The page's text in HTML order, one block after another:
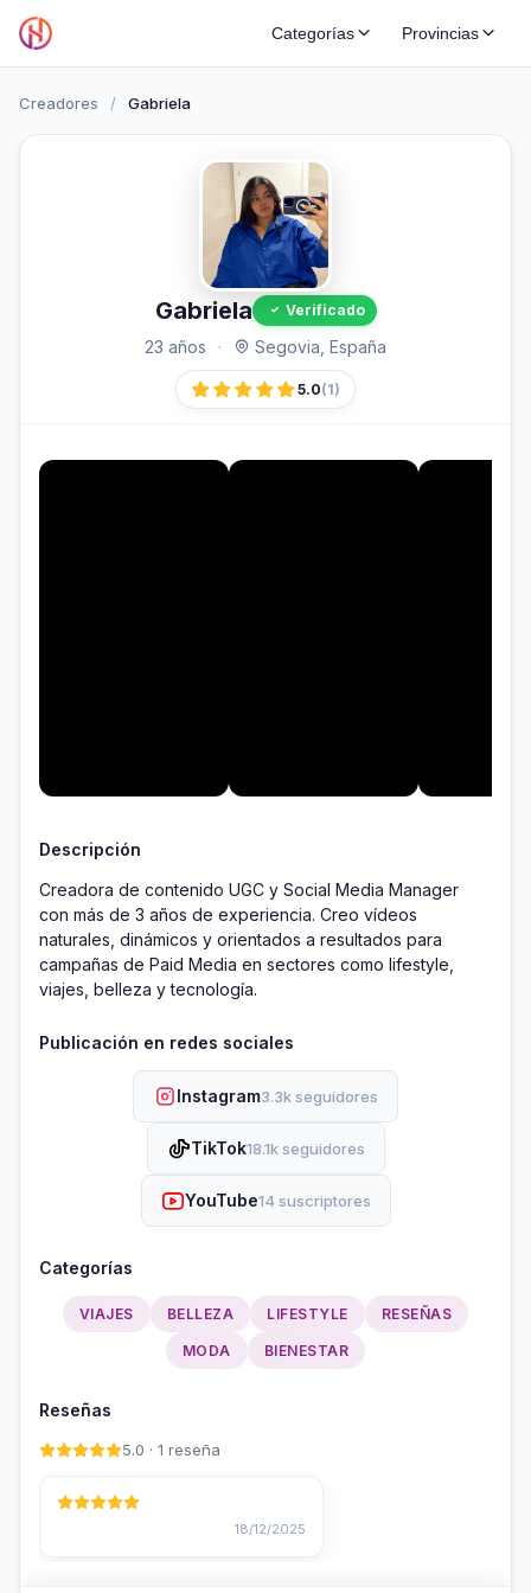
Categorías Provincias
Creadores / Gabriela
Gabriela Verificado
23 años · Segovia, España
5.0(1)
Descripción
Creadora de contenido UGC y Social Media Manager
con más de 3 años de experiencia. Creo vídeos
naturales, dinámicos y orientados a resultados para
campañas de Paid Media en sectores como lifestyle,
viajes, belleza y tecnología.
Publicación en redes sociales
Instagram3.3k seguidores
TikTok18.1k seguidores
YouTube14 suscriptores
Categorías
VIAJES BELLEZA LIFESTYLE RESEÑAS
MODA BIENESTAR
Reseñas
5.0 · 1 reseña
18/12/2025